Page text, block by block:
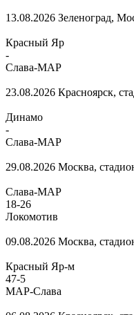
13.08.2026 Зеленоград,
Красный Яр
-
Слава-МАР
23.08.2026 Красноярск,
Динамо
-
Слава-МАР
29.08.2026 Москва,
Слава-МАР
18-26
Локомотив
09.08.2026 Москва,
Красный Яр-м
47-5
МАР-Слава